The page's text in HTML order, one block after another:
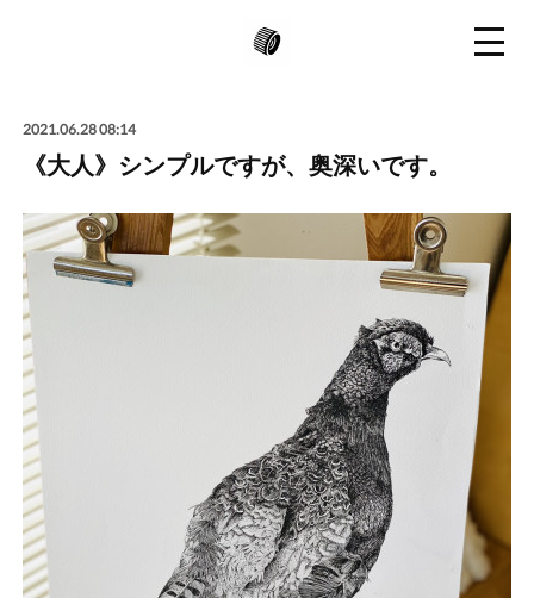
2021.06.28 08:14
《大人》シンプルですが、奥深いです。